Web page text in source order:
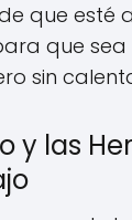
que esté
que
sin
y las